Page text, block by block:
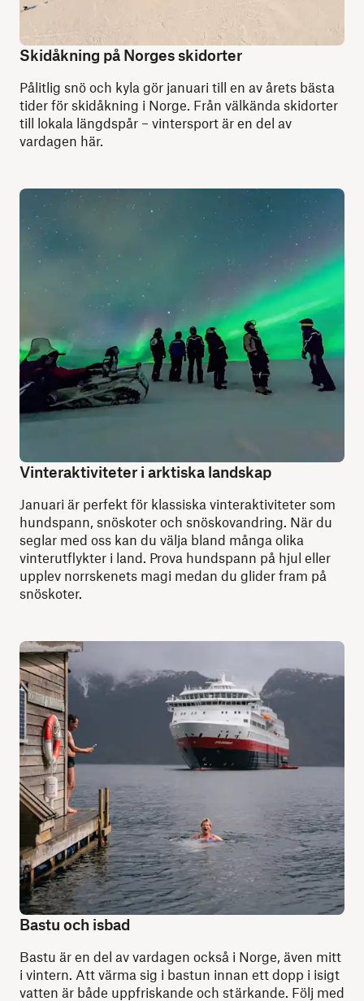
Skidåkning på Norges skidorter
Pålitlig snö och kyla gör januari till en av årets bästa
tider för skidåkning i Norge. Från välkända skidorter
till lokala längdspår – vintersport är en del av
vardagen här.
Vinteraktiviteter i arktiska landskap
Januari är perfekt för klassiska vinteraktiviteter som
hundspann, snöskoter och snöskovandring. När du
seglar med oss kan du välja bland många olika
vinterutflykter i land. Prova hundspann på hjul eller
upplev norrskenets magi medan du glider fram på
snöskoter.
Bastu och isbad
Bastu är en del av vardagen också i Norge, även mitt
i vintern. Att värma sig i bastun innan ett dopp i isigt
vatten är både uppfriskande och stärkande. Följ med